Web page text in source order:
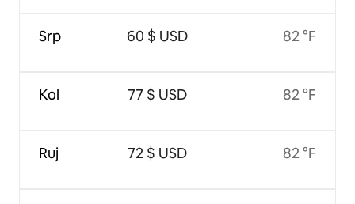
Srp
Kol
Ruj
60 $ USD
77 $ USD
72 $ USD
82 °F
82 °F
82 °F